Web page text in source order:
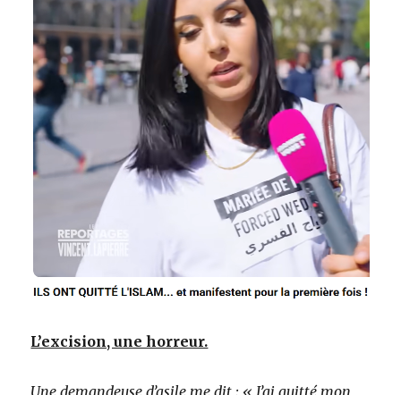
L’excision, une horreur.